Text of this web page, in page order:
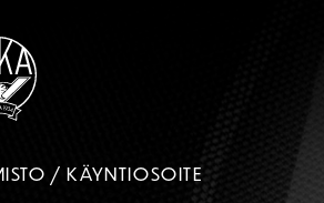
/ KÄYNTIOSOITE